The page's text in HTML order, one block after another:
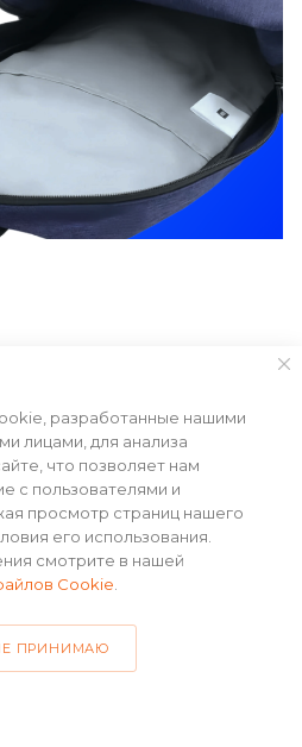
разработанные нашими
лицами, для анализа
что позволяет нам
с пользователями и
просмотр страниц нашего
его использования.
смотрите в нашей
Cookie
ПРИНИМАЮ